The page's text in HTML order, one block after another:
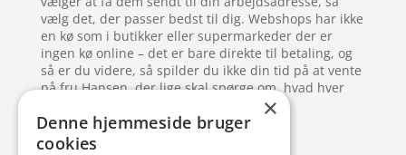
vælg det, der passer bedst til dig. Webshops har ikke
en kø som i butikker eller supermarkeder der er
ingen kø online – det er bare direkte til betaling, og
så er du videre, så spilder du ikke din tid på at vente
på fru Hansen, der lige skal spørge om, hvad hver
×
Denne hjemmeside bruger
cookies